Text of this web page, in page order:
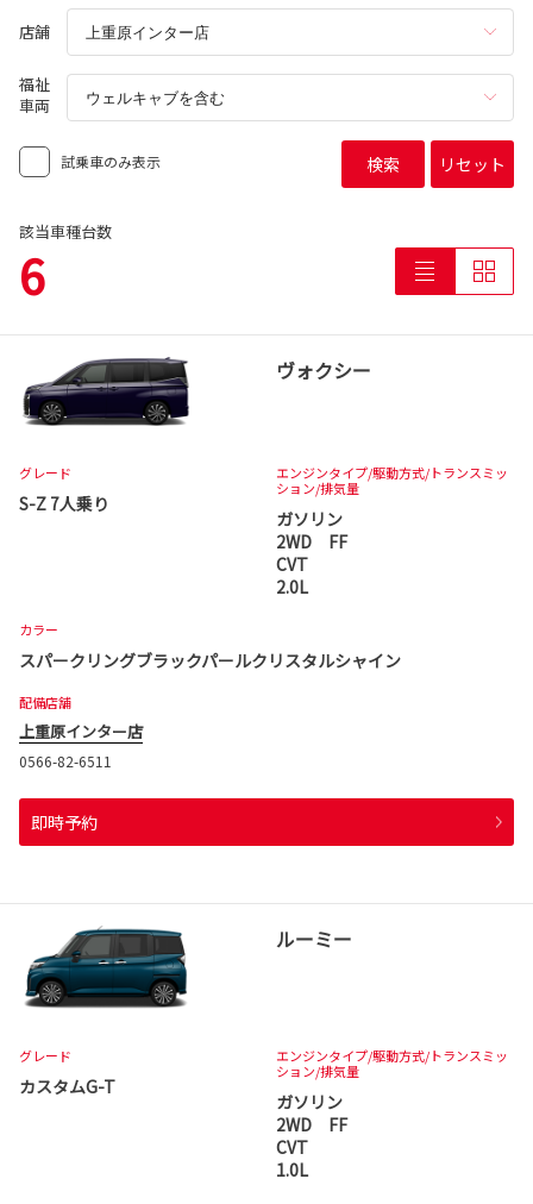
店舗
福祉
車両
試乗車のみ表示 検索 リセット
該当車種台数
6
ヴォクシー
グレード
S-Z 7人乗り
エンジンタイプ/駆動方式/トランスミッ
ション/排気量
ガソリン
2WD FF
CVT
2.0L
カラー
スパークリングブラックパールクリスタルシャイン
配備店舗
上重原インター店
0566-82-6511
即時予約
ルーミー
グレード
カスタムG-T
エンジンタイプ/駆動方式/トランスミッ
ション/排気量
ガソリン
2WD FF
CVT
1.0L